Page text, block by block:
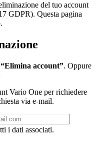
del tuo account
GDPR). Questa pagina
“Elimina account”. Oppure
Vario One per richiedere
via e-mail.
i dati associati.